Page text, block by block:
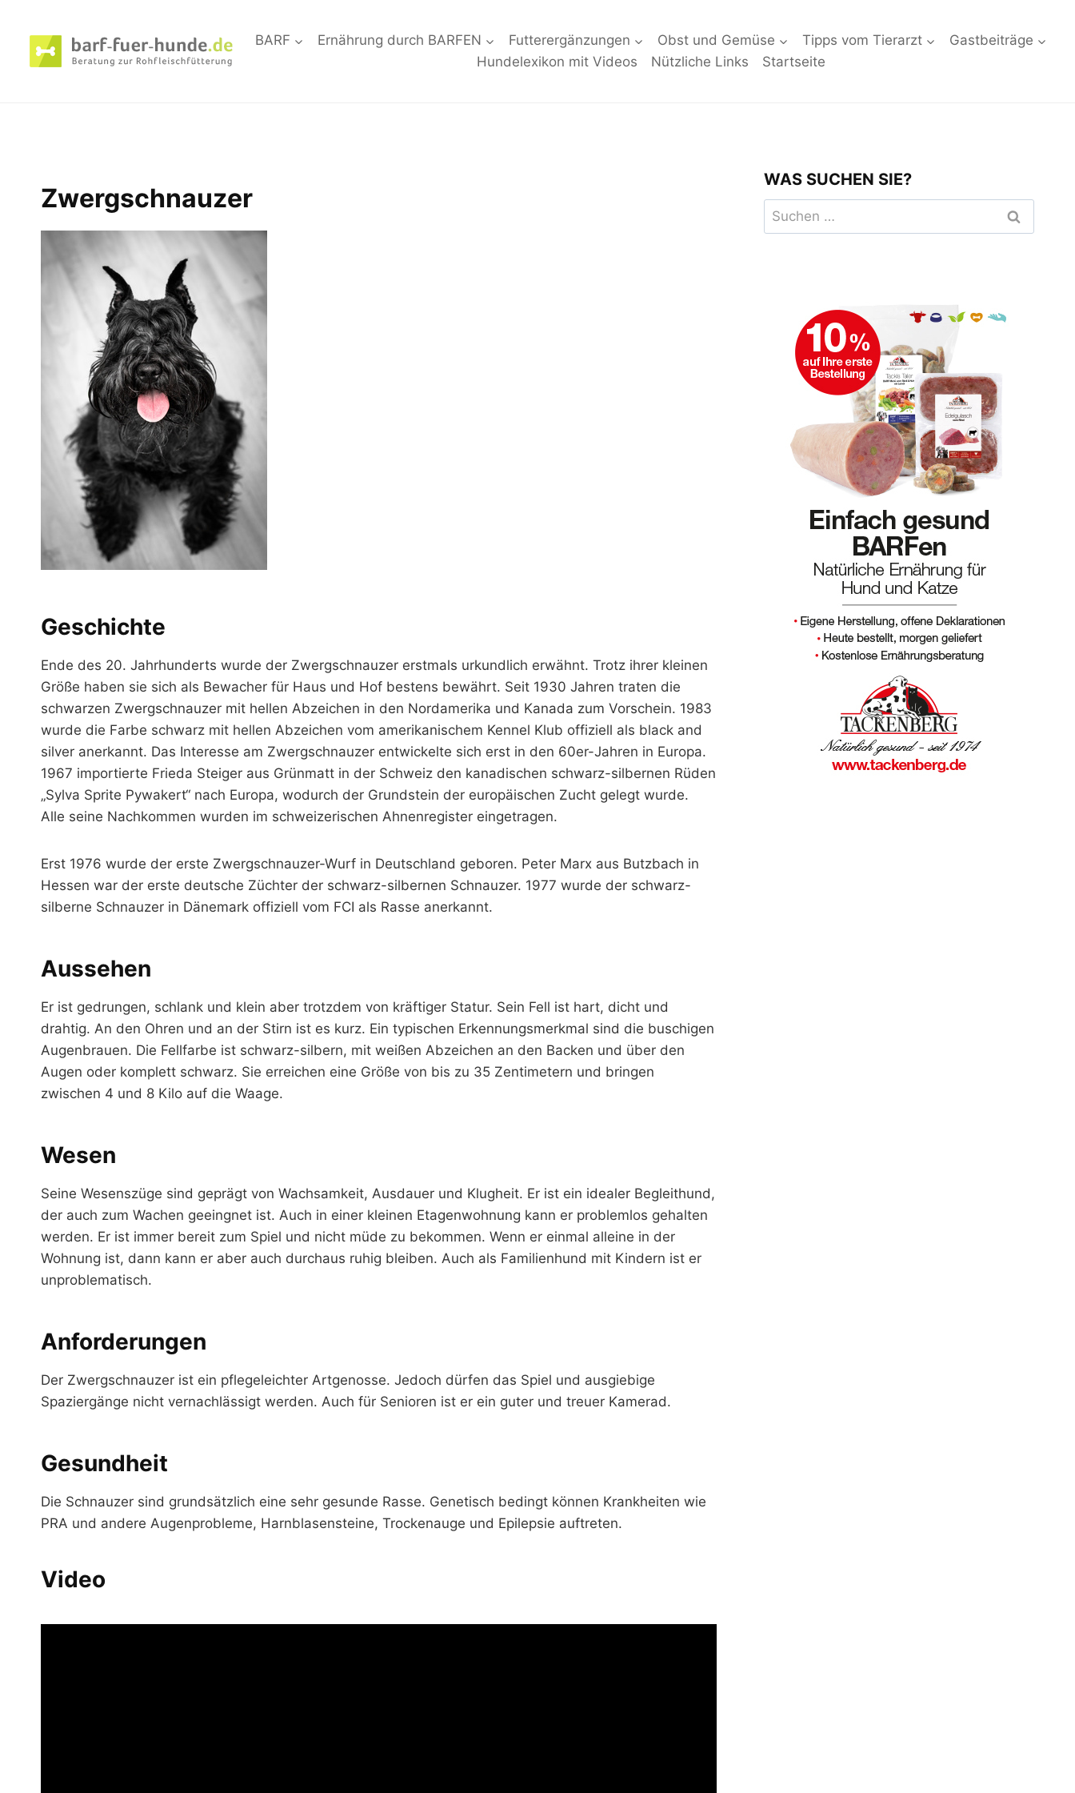
Inhalt
springen
BARF Ernährung durch BARFEN Futterergänzungen Obst und Gemüse Tipps vom Tierarzt
Gastbeiträge
Hundelexikon mit Videos
Nützliche Links Startseite
Zwergschnauzer
Geschichte
Ende des 20. Jahrhunderts wurde der Zwergschnauzer erstmals urkundlich erwähnt. Trotz ihrer kleinen
Größe haben sie sich als Bewacher für Haus und Hof bestens bewährt. Seit 1930 Jahren traten die
schwarzen Zwergschnauzer mit hellen Abzeichen in den Nordamerika und Kanada zum Vorschein. 1983
wurde die Farbe schwarz mit hellen Abzeichen vom amerikanischem Kennel Klub offiziell als black and
silver anerkannt. Das Interesse am Zwergschnauzer entwickelte sich erst in den 60er-Jahren in Europa.
1967 importierte Frieda Steiger aus Grünmatt in der Schweiz den kanadischen schwarz-silbernen Rüden
„Sylva Sprite Pywakert“ nach Europa, wodurch der Grundstein der europäischen Zucht gelegt wurde.
Alle seine Nachkommen wurden im schweizerischen Ahnenregister eingetragen.
Erst 1976 wurde der erste Zwergschnauzer-Wurf in Deutschland geboren. Peter Marx aus Butzbach in
Hessen war der erste deutsche Züchter der schwarz-silbernen Schnauzer. 1977 wurde der schwarz-
silberne Schnauzer in Dänemark offiziell vom FCI als Rasse anerkannt.
Aussehen
Er ist gedrungen, schlank und klein aber trotzdem von kräftiger Statur. Sein Fell ist hart, dicht und
drahtig. An den Ohren und an der Stirn ist es kurz. Ein typischen Erkennungsmerkmal sind die buschigen
Augenbrauen. Die Fellfarbe ist schwarz-silbern, mit weißen Abzeichen an den Backen und über den
Augen oder komplett schwarz. Sie erreichen eine Größe von bis zu 35 Zentimetern und bringen
zwischen 4 und 8 Kilo auf die Waage.
Wesen
Seine Wesenszüge sind geprägt von Wachsamkeit, Ausdauer und Klugheit. Er ist ein idealer Begleithund,
der auch zum Wachen geeingnet ist. Auch in einer kleinen Etagenwohnung kann er problemlos gehalten
werden. Er ist immer bereit zum Spiel und nicht müde zu bekommen. Wenn er einmal alleine in der
Wohnung ist, dann kann er aber auch durchaus ruhig bleiben. Auch als Familienhund mit Kindern ist er
unproblematisch.
Anforderungen
Der Zwergschnauzer ist ein pflegeleichter Artgenosse. Jedoch dürfen das Spiel und ausgiebige
Spaziergänge nicht vernachlässigt werden. Auch für Senioren ist er ein guter und treuer Kamerad.
Gesundheit
Die Schnauzer sind grundsätzlich eine sehr gesunde Rasse. Genetisch bedingt können Krankheiten wie
PRA und andere Augenprobleme, Harnblasensteine, Trockenauge und Epilepsie auftreten.
Video
WAS SUCHEN SIE?
Suchen
nach: